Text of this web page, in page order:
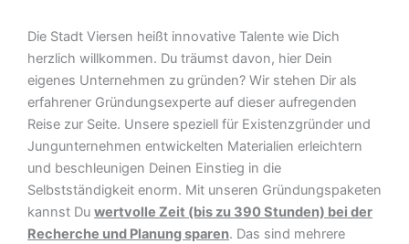
Die Stadt Viersen heißt innovative Talente wie Dich
herzlich willkommen. Du träumst davon, hier Dein
eigenes Unternehmen zu gründen? Wir stehen Dir als
erfahrener Gründungsexperte auf dieser aufregenden
Reise zur Seite. Unsere speziell für Existenzgründer und
Jungunternehmen entwickelten Materialien erleichtern
und beschleunigen Deinen Einstieg in die
Selbstständigkeit enorm. Mit unseren Gründungspaketen
kannst Du wertvolle Zeit (bis zu 390 Stunden) bei der
Recherche und Planung sparen. Das sind mehrere